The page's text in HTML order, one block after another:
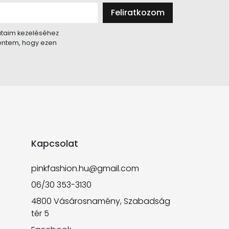
Feliratkozom
kezeléséhez
hogy ezen
Kapcsolat
pinkfashion.hu@gmail.com
06/30 353-3130
4800 Vásárosnamény, Szabadság
tér 5